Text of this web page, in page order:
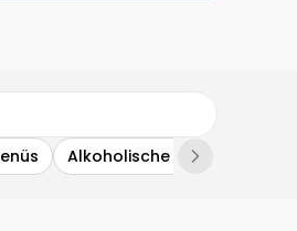
Alkoholische Getränke